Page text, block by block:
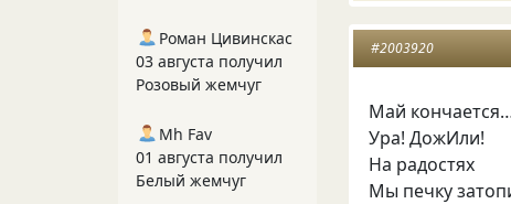
#2003920
Май
Ура! ДожИли!
На радостях
Мы печку
Роман Цивинскас
03 августа получил
Розовый жемчуг
Mh Fav
01 августа получил
Белый жемчуг